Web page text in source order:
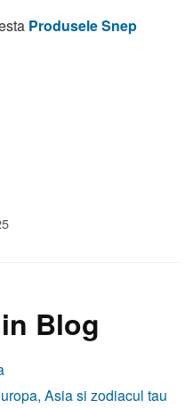
Produsele Snep
Blog
Asia si zodiacul tau